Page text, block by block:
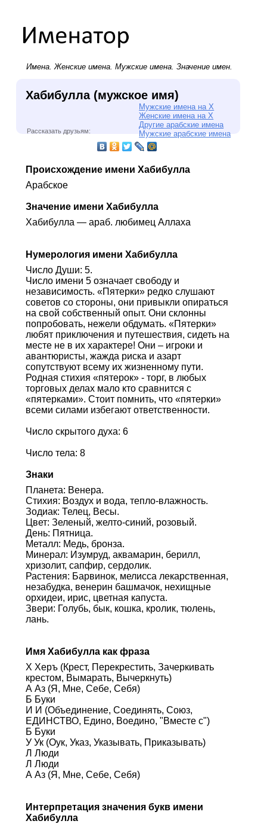
Имена.Женские имена. Мужские имена. Значение имен.
Хабибулла (мужское имя)
Мужские имена на Х
Женские имена на Х
Другие арабские имена
Мужские арабские имена
Рассказать друзьям:
Происхождение имени Хабибулла
Арабское
Значение имени Хабибулла
Хабибулла — араб. любимец Аллаха
Нумерология имени Хабибулла
Число Души: 5.
Число имени 5 означает свободу и
независимость. «Пятерки» редко слушают
советов со стороны, они привыкли опираться
на свой собственный опыт. Они склонны
попробовать, нежели обдумать. «Пятерки»
любят приключения и путешествия, сидеть на
месте не в их характере! Они – игроки и
авантюристы, жажда риска и азарт
сопутствуют всему их жизненному пути.
Родная стихия «пятерок» - торг, в любых
торговых делах мало кто сравнится с
«пятерками». Стоит помнить, что «пятерки»
всеми силами избегают ответственности.
Число скрытого духа: 6
Число тела: 8
Знаки
Планета: Венера.
Стихия: Воздух и вода, тепло-влажность.
Зодиак: Телец, Весы.
Цвет: Зеленый, желто-синий, розовый.
День: Пятница.
Металл: Медь, бронза.
Минерал: Изумруд, аквамарин, берилл,
хризолит, сапфир, сердолик.
Растения: Барвинок, мелисса лекарственная,
незабудка, венерин башмачок, нехищные
орхидеи, ирис, цветная капуста.
Звери: Голубь, бык, кошка, кролик, тюлень,
лань.
Имя Хабибулла как фраза
Х Херъ (Крест, Перекрестить, Зачеркивать
крестом, Вымарать, Вычеркнуть)
А Аз (Я, Мне, Себе, Себя)
Б Буки
И И (Объединение, Соединять, Союз,
ЕДИНСТВО, Едино, Воедино, "Вместе с")
Б Буки
У Ук (Оук, Указ, Указывать, Приказывать)
Л Люди
Л Люди
А Аз (Я, Мне, Себе, Себя)
Интерпретация значения букв имени
Хабибулла